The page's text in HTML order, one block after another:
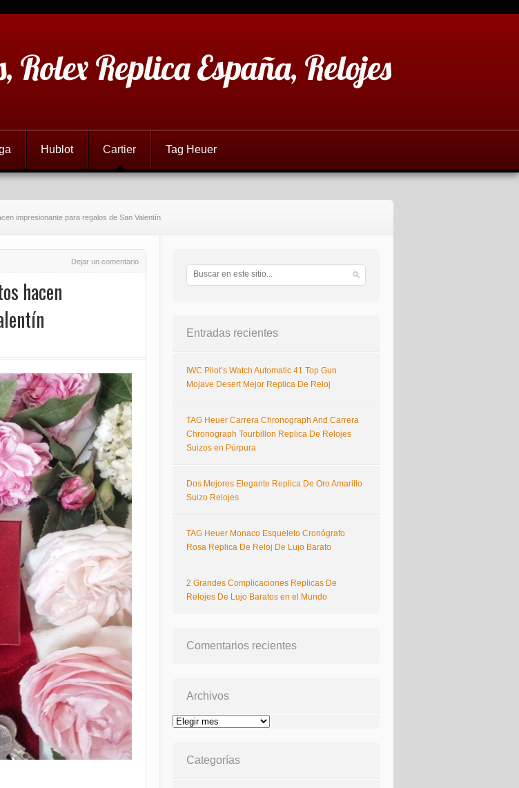
Rolex Replica España, Relojes
Hublot Cartier Tag Heuer
impresionante para regalos de San Valentín
Dejar un comentario
hacen
Entradas recientes
IWC Pilot’s Watch Automatic 41 Top Gun
Mojave Desert Mejor Replica De Reloj
TAG Heuer Carrera Chronograph And Carrera
Chronograph Tourbillon Replica De Relojes
Suizos en Púrpura
Dos Mejores Elegante Replica De Oro Amarillo
Suizo Relojes
TAG Heuer Monaco Esqueleto Cronógrafo
Rosa Replica De Reloj De Lujo Barato
2 Grandes Complicaciones Replicas De
Relojes De Lujo Baratos en el Mundo
Comentarios recientes
Archivos
Archivos
Categorías